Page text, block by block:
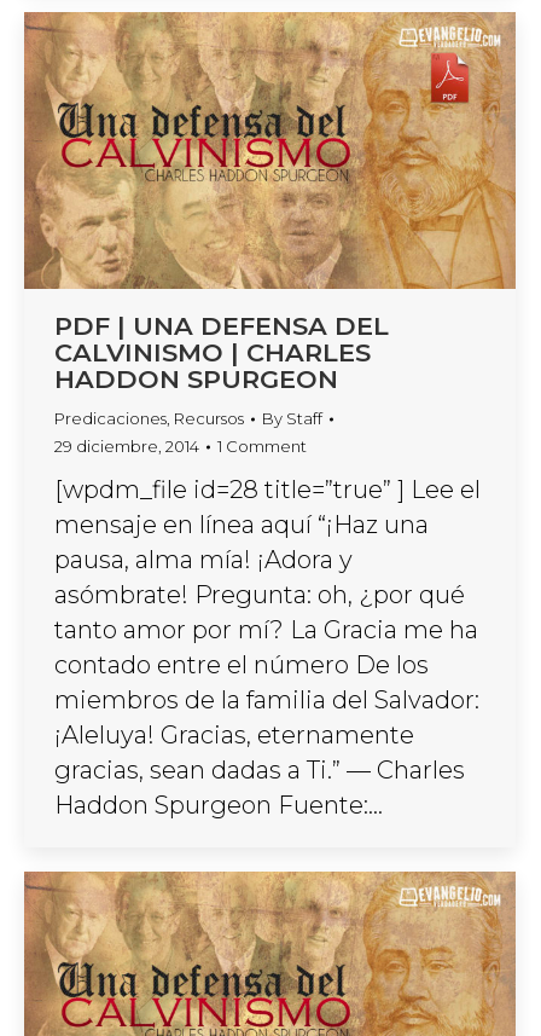
PDF | UNA DEFENSA DEL
CALVINISMO | CHARLES
HADDON SPURGEON
Predicaciones Recursos By Staff
29 diciembre, 2014
1 Comment
[wpdm_file id=28 title=”true” ] Lee el
mensaje en línea aquí “¡Haz una
pausa, alma mía! ¡Adora y
asómbrate! Pregunta: oh, ¿por qué
tanto amor por mí? La Gracia me ha
contado entre el número De los
miembros de la familia del Salvador:
¡Aleluya! Gracias, eternamente
gracias, sean dadas a Ti.” — Charles
Haddon Spurgeon Fuente:…